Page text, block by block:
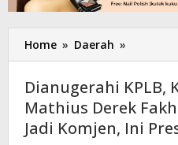
Home » Daerah »
KPLB,
Papua,
Mathius
Derek
Dianugerahi KPLB,
Mathius Derek
Jadi Komjen, Ini